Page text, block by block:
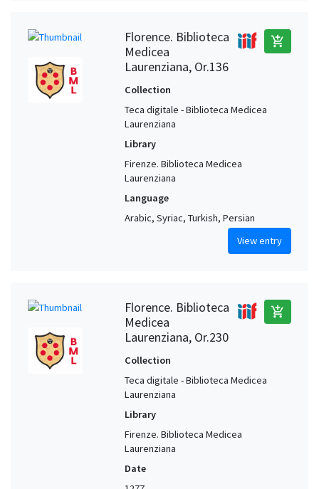
Florence. Biblioteca
Medicea
Laurenziana, Or.136
add_shopping_cart
Collection
Teca digitale - Biblioteca Medicea
Laurenziana
Library
Firenze. Biblioteca Medicea
Laurenziana
Language
Arabic, Syriac, Turkish, Persian
View entry
Florence. Biblioteca
Medicea
Laurenziana, Or.230
add_shopping_cart
Collection
Teca digitale - Biblioteca Medicea
Laurenziana
Library
Firenze. Biblioteca Medicea
Laurenziana
Date